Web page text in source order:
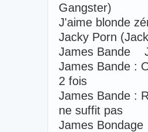
Gangster)
J'aime blonde
Jacky Porn
James Bande
James Bande :
2 fois
James Bande :
ne suffit pas
James